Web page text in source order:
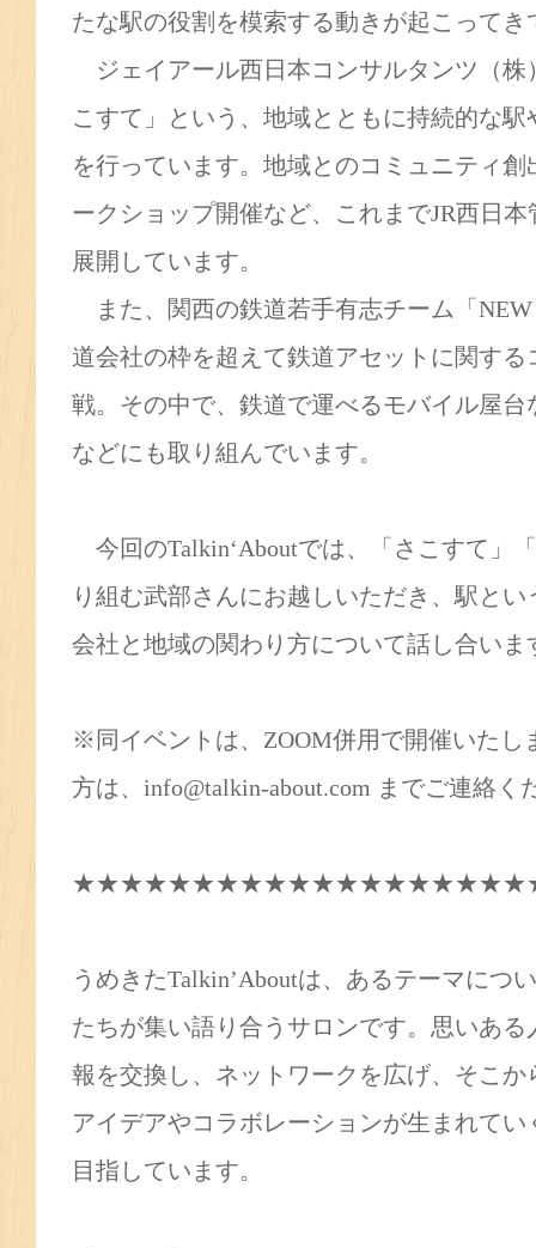
たな駅の役割を模索する動きが起こってき
ジェイアール西日本コンサルタンツ（株
こすて」という、地域とともに持続的な
を行っています。地域とのコミュニティ
ークショップ開催など、これまでJR西日
展開しています。
また、関西の鉄道若手有志チーム「NEW
道会社の枠を超えて鉄道アセットに関す
戦。その中で、鉄道で運べるモバイル屋
などにも取り組んでいます。
今回のTalkin‘Aboutでは、「さこすて」
り組む武部さんにお越しいただき、駅と
会社と地域の関わり方について話し合いま
※同イベントは、ZOOM併用で開催いたし
方は、info@talkin-about.com までご連絡く
うめきたTalkin’Aboutは、あるテーマにつ
たちが集い語り合うサロンです。思いあ
報を交換し、ネットワークを広げ、そこ
アイデアやコラボレーションが生まれて
目指しています。